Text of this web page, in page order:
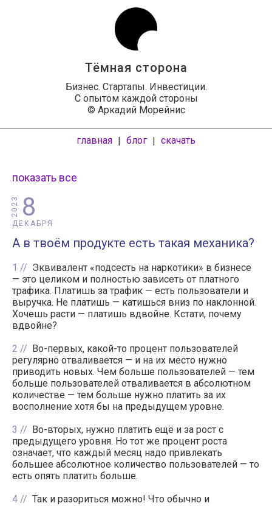
Тёмная сторона
Бизнес. Стартапы. Инвестиции.
С опытом каждой стороны
© Аркадий Морейнис
главная | блог | скачать
показать все
8
ДЕКАБРЯ
2023
А в твоём продукте есть такая механика?
1
Эквивалент «подсесть на наркотики» в бизнесе
— это целиком и полностью зависеть от платного
трафика. Платишь за трафик — есть пользователи и
выручка. Не платишь — катишься вниз по наклонной.
Хочешь расти — платишь вдвойне. Кстати, почему
вдвойне?
2
Во-первых, какой-то процент пользователей
регулярно отваливается — и на их место нужно
приводить новых. Чем больше пользователей — тем
больше пользователей отваливается в абсолютном
количестве — тем больше нужно платить за их
восполнение хотя бы на предыдущем уровне.
3
Во-вторых, нужно платить ещё и за рост с
предыдущего уровня. Но тот же процент роста
означает, что каждый месяц надо привлекать
большее абсолютное количество пользователей — то
есть опять платить больше.
4
Так и разориться можно! Что обычно и